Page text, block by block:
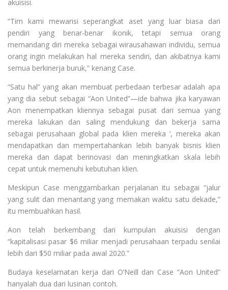
akuisisi.
“Tim kami mewarisi seperangkat aset yang luar biasa dari
pendiri yang benar-benar ikonik, tetapi semua orang
memandang diri mereka sebagai wirausahawan individu, semua
orang ingin melakukan hal mereka sendiri, dan akibatnya kami
semua berkinerja buruk,” kenang Case.
“Satu hal” yang akan membuat perbedaan terbesar adalah apa
yang dia sebut sebagai “Aon United”—ide bahwa jika karyawan
Aon menempatkan kliennya sebagai pusat dari semua yang
mereka lakukan dan saling mendukung dan bekerja sama
sebagai perusahaan global pada klien mereka ‘, mereka akan
mendapatkan dan mempertahankan lebih banyak bisnis klien
mereka dan dapat berinovasi dan meningkatkan skala lebih
cepat untuk memenuhi kebutuhan klien.
Meskipun Case menggambarkan perjalanan itu sebagai “jalur
yang sulit dan menantang yang memakan waktu satu dekade,”
itu membuahkan hasil.
Aon telah berkembang dari kumpulan akuisisi dengan
“kapitalisasi pasar $6 miliar menjadi perusahaan terpadu senilai
lebih dari $50 miliar pada awal 2020.”
Budaya keselamatan kerja dari O’Neill dan Case “Aon United”
hanyalah dua dari lusinan contoh.